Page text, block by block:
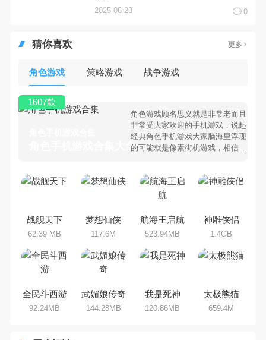
2025-06-23 0
猜你喜欢 更多
角色游戏 策略游戏 战争游戏
角色手机游戏合集大全 >
角色游戏顾名思义就是非常老而且
非常受大家欢迎的手机游戏，说起
经典角色手机游戏大家脑海里浮现
的可能就是像素街机游戏，相信很
色手机游戏有哪些呢？游戏今天，
乐途下载站小编芒果味的怪咖给大
集，欢迎大家前来选择下载体验
1607款
战舰天下
62.39 MB
梦想仙侠
117.6M
航海王启航
523.94MB
神雕侠侣
1.4GB
全民斗西游
92.24MB
武媚娘传奇
144.28MB
我是死神
120.86MB
太极熊猫
659.4M